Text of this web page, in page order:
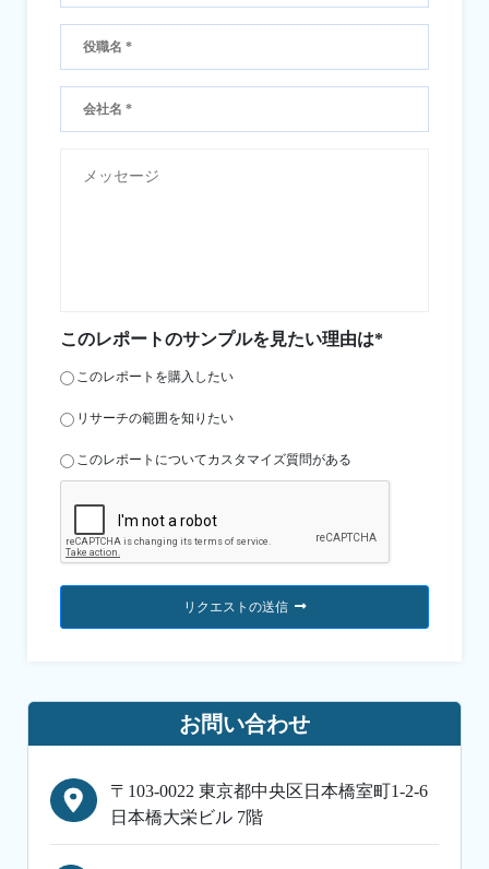
このレポートのサンプルを見たい理由は*
このレポートを購入したい
リサーチの範囲を知りたい
このレポートについてカスタマイズ質問がある
リクエストの送信
お問い合わせ
〒103-0022 東京都中央区日本橋室町1-2-6
日本橋大栄ビル 7階